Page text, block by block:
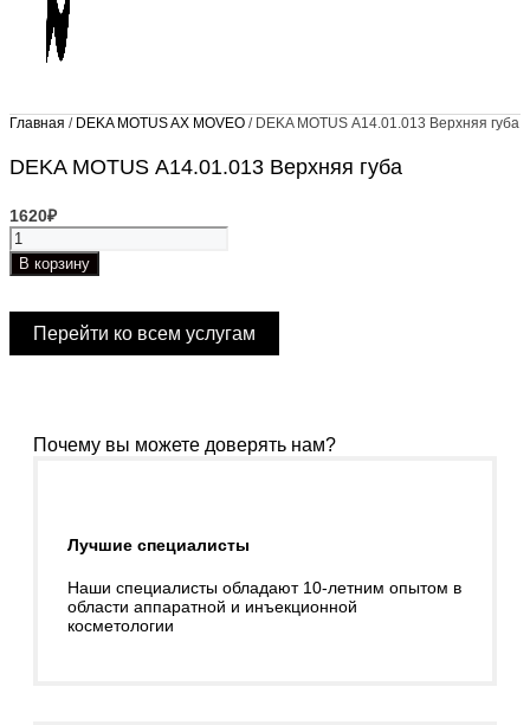
Главная / DEKA MOTUS AX MOVEO / DEKA MOTUS А14.01.013 Верхняя губа
DEKA MOTUS А14.01.013 Верхняя губа
1620₽
Количество
товара
DEKA
А14.01.013
Верхняя
В корзину
Перейти ко всем услугам
Почему вы можете доверять нам?
Лучшие специалисты
Наши специалисты обладают 10-летним опытом в
области аппаратной и инъекционной
косметологии